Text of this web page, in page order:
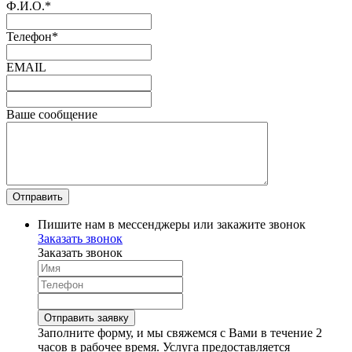
Ф.И.О.*
Телефон*
EMAIL
Ваше сообщение
Пишите нам в мессенджеры или закажите звонок
Заказать звонок
Заказать звонок
Заполните форму, и мы свяжемся с Вами в течение 2
часов в рабочее время. Услуга предоставляется